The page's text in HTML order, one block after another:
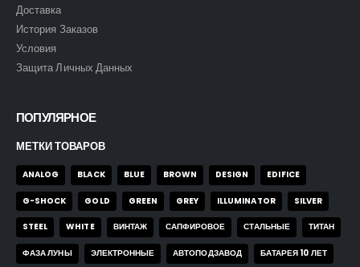
Доставка
История Заказов
Условия
Защита Личных Данных
ПОПУЛЯРНОЕ
МЕТКИ ТОВАРОВ
ANALOG BLACK BLUE BROWN DESIGN EDIFICE
G-SHOCK GOLD GREEN GREY ILLUMINATOR SILVER
STEEL WHITE ВИНТАЖ САПФИРОВОЕ СТАЛЬНЫЕ ТИТАН
ФАЗА ЛУНЫ ЭЛЕКТРОННЫЕ АВТОПОДЗАВОД БАТАРЕЯ 10 ЛЕТ